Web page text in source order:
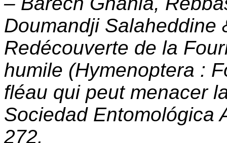
Doumandji Salaheddine
Redécouverte de la
humile (Hymenoptera :
fléau qui peut menacer
Sociedad Entomológica
272.